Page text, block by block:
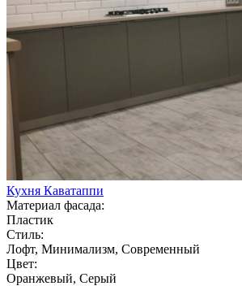
Кухня Каватаппи
Материал фасада:
Пластик
Стиль:
Лофт, Минимализм, Современный
Цвет:
Оранжевый, Серый